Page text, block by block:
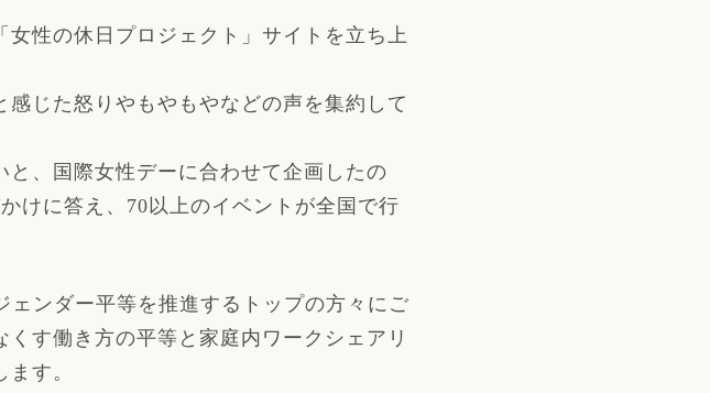
性の休日プロジェクト」サイトを立ち上
じた怒りやもやもやなどの声を集約して
、国際女性デーに合わせて企画したの
けに答え、70以上のイベントが全国で行
ンダー平等を推進するトップの方々にご
す働き方の平等と家庭内ワークシェアリ
す。